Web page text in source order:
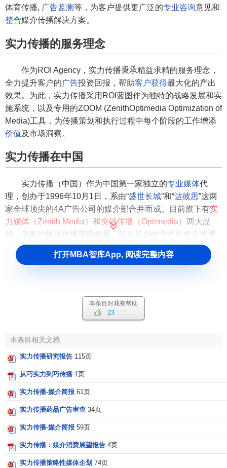
体育传播, 广告监测等，为客户提供更广泛的专业咨询意见和
整合媒介传播解决方案。
实力传播的服务理念
作为ROI Agency，实力传播秉承精益求精的服务理念，
全力提升客户的广告投资回报，帮助客户获得最大化的产出
效果。为此，实力传播采用ROI蓝图作为独特的战略发展和实
施系统，以及专用的ZOOM (ZenithOptimedia Optimization of
Media)工具，为传播策划和执行过程中每个阶段的工作增添
价值及市场洞察。
实力传播在中国
实力传播（中国）作为中国第一家独立的专业媒体代
理，创办于1996年10月1日，系由“盛世长城”和“达彼思”这两
家全球顶尖的4A广告公司的媒介部合并而成。目前旗下有实
力媒体 （Zenith Media）和突破传播 （Optimedia）两大品
牌
，为客户提供传播策略发展、 媒介策划的全方位媒介传播
服务。
实力传播在中国服务的客户有近百家，涉及各种行业领
都有服务经验。实力传播分别在上海、北京、广州都设有办
事机构，员工总人数接近600人，为在全国各地的客户提供全
力传播非常值得骄傲地当选
年度全球最佳媒介代理”（Global Media Agency of the Year
2005）。
“为我们的客户提供持续性的有竞争力的传播优势”是全球
实力传播与国内13个省市的多家实力雄厚的
成了
打开MBA智库App, 阅读完整内容
本条目对我有帮助
23
本条目相关文档
实力传播研究报告 115页
从巧实力到巧传播 1页
实力传播-媒介简报 61页
实力传播药品广告审查 34页
实力传播-媒介简报 59页
实力传播：媒介消费展望报告 4页
实力传播策略性媒体企划 74页